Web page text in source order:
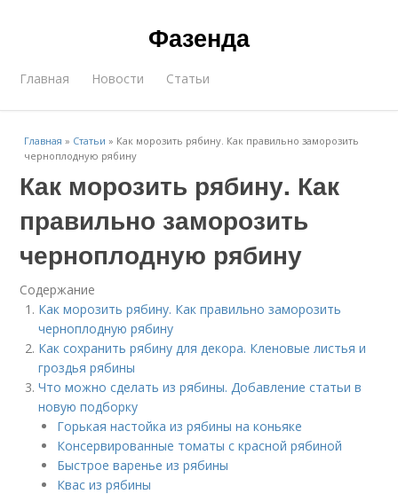
Фазенда
Главная Новости Статьи
Главная » Статьи » Как морозить рябину. Как правильно заморозить
черноплодную рябину
Как морозить рябину. Как
правильно заморозить
черноплодную рябину
Содержание
Как морозить рябину. Как правильно заморозить
черноплодную рябину
Как сохранить рябину для декора. Кленовые листья и
гроздья рябины
Что можно сделать из рябины. Добавление статьи в
новую подборку
Горькая настойка из рябины на коньяке
Консервированные томаты с красной рябиной
Быстрое варенье из рябины
Квас из рябины